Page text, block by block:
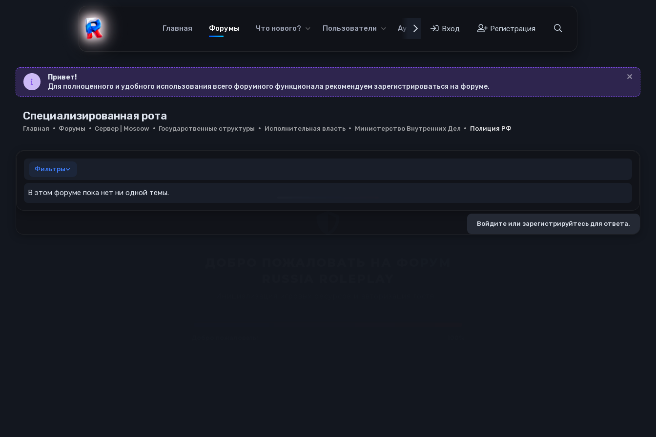
Главная Форумы Что нового? Пользователи Аудиотека Вход Регистрация
Привет!
Для полноценного и удобного использования всего форумного функционала рекомендуем зарегистрироваться на форуме.
Специализированная рота
Главная Форумы Сервер | Moscow Государственные структуры Исполнительная власть Министерство Внутренних Дел Полиция РФ
Фильтры
В этом форуме пока нет ни одной темы.
Войдите или зарегистрируйтесь для ответа.